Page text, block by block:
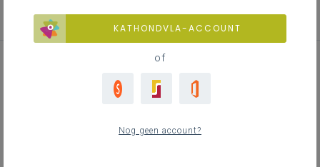
Hoe wordt de schoolraad samengesteld?
KATHONDVLA-ACCOUNT
of
Nog geen account?